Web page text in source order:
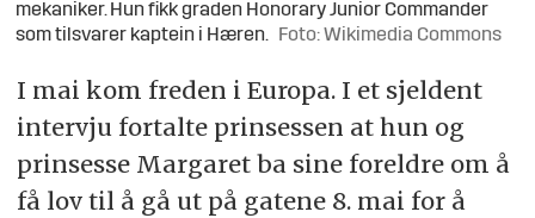
mekaniker. Hun fikk graden Honorary Junior Commander
som tilsvarer kaptein i Hæren. Foto: Wikimedia Commons
I mai kom freden i Europa. I et sjeldent
intervju fortalte prinsessen at hun og
prinsesse Margaret ba sine foreldre om å
få lov til å gå ut på gatene 8. mai for å